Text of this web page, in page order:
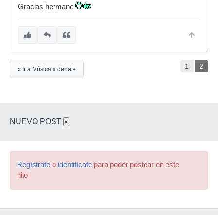
veas lo que me jode....pero bueno...al final
mejores
¡Muchas gracias amigo!
Saludos scorpianos
Gracias hermano
1 2
« Ir a Música a debate
NUEVO POST ×
Regístrate o identifícate para poder postear en este
hilo